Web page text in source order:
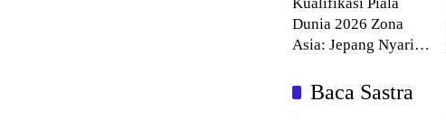
Dunia 2026 Zona
Asia: Jepang Nyaris
Baca Sastra